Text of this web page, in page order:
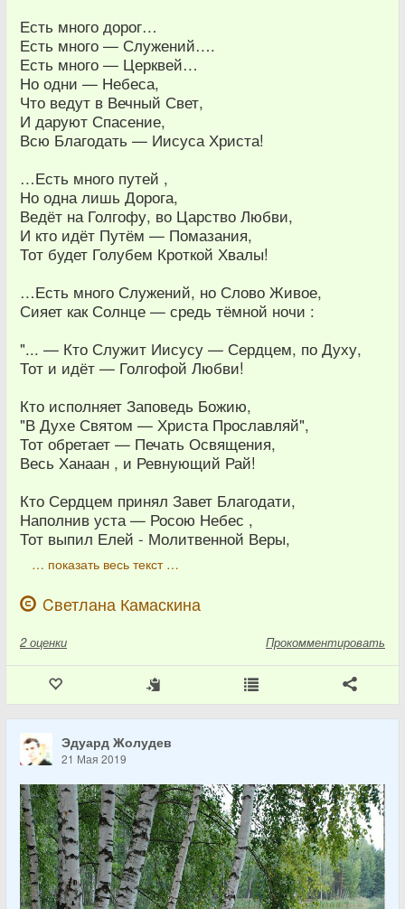
Есть много дорог…
Есть много — Служений….
Есть много — Церквей…
Но одни — Небеса,
Что ведут в Вечный Свет,
И даруют Спасение,
Всю Благодать — Иисуса Христа!
…Есть много путей ,
Но одна лишь Дорога,
Ведёт на Голгофу, во Царство Любви,
И кто идёт Путём — Помазания,
Тот будет Голубем Кроткой Хвалы!
…Есть много Служений, но Слово Живое,
Сияет как Солнце — средь тёмной ночи :
"... — Кто Служит Иисусу — Сердцем, по Духу,
Тот и идёт — Голгофой Любви!
Кто исполняет Заповедь Божию,
"В Духе Святом — Христа Прославляй",
Тот обретает — Печать Освящения,
Весь Ханаан , и Ревнующий Рай!
Кто Сердцем принял Завет Благодати,
Наполнив уста — Росою Небес ,
Тот выпил Елей - Молитвенной Веры,
… показать весь текст …
Cветлана Камаскина
2 оценки Прокомментировать
Эдуард Жолудев
21 Мая 2019